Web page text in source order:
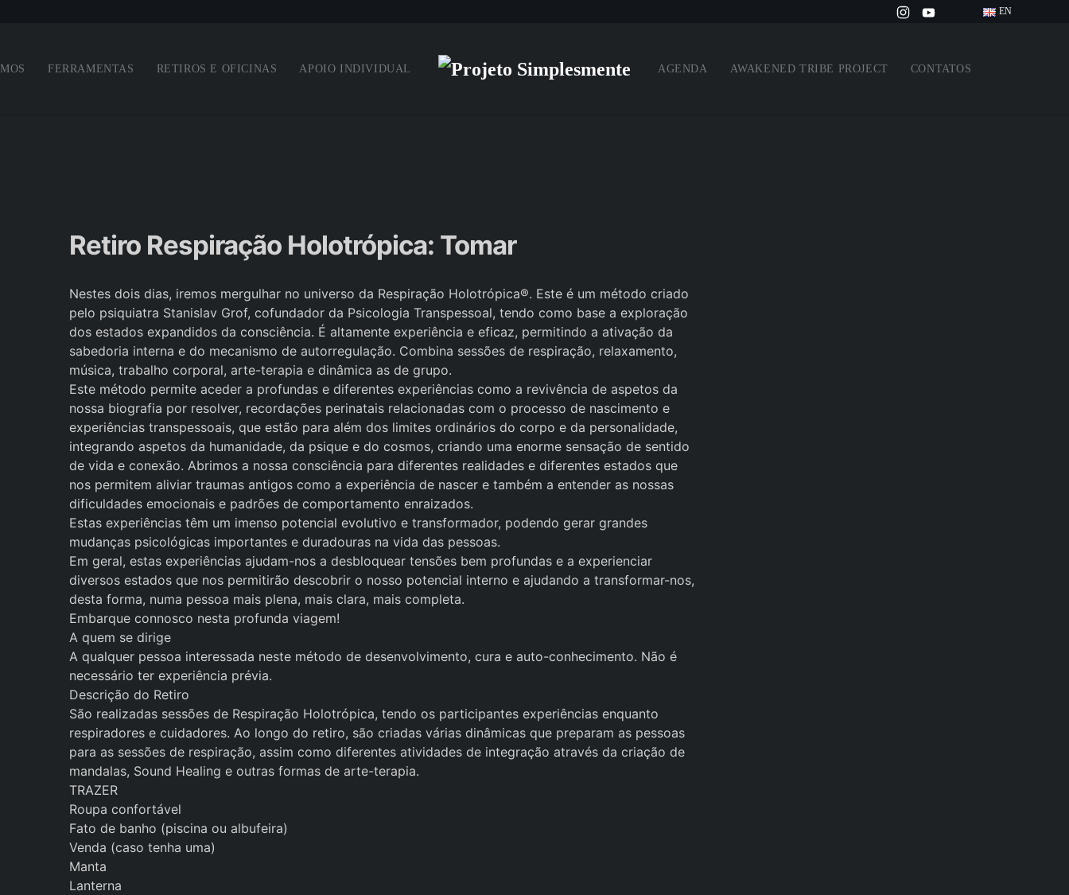
EN
FERRAMENTAS RETIROS E OFICINAS APOIO INDIVIDUAL AGENDA AWAKENED TRIBE PROJECT CONTATOS
Retiro Respiração Holotrópica: Tomar
Nestes dois dias, iremos mergulhar no universo da Respiração Holotrópica®. Este é um método criado
pelo psiquiatra Stanislav Grof, cofundador da Psicologia Transpessoal, tendo como base a exploração
dos estados expandidos da consciência. É altamente experiência e eficaz, permitindo a ativação da
sabedoria interna e do mecanismo de autorregulação. Combina sessões de respiração, relaxamento,
música, trabalho corporal, arte-terapia e dinâmica as de grupo.
Este método permite aceder a profundas e diferentes experiências como a revivência de aspetos da
nossa biografia por resolver, recordações perinatais relacionadas com o processo de nascimento e
experiências transpessoais, que estão para além dos limites ordinários do corpo e da personalidade,
integrando aspetos da humanidade, da psique e do cosmos, criando uma enorme sensação de sentido
de vida e conexão. Abrimos a nossa consciência para diferentes realidades e diferentes estados que
nos permitem aliviar traumas antigos como a experiência de nascer e também a entender as nossas
dificuldades emocionais e padrões de comportamento enraizados.
Estas experiências têm um imenso potencial evolutivo e transformador, podendo gerar grandes
mudanças psicológicas importantes e duradouras na vida das pessoas.
Em geral, estas experiências ajudam-nos a desbloquear tensões bem profundas e a experienciar
diversos estados que nos permitirão descobrir o nosso potencial interno e ajudando a transformar-nos,
desta forma, numa pessoa mais plena, mais clara, mais completa.
Embarque connosco nesta profunda viagem!
A quem se dirige
A qualquer pessoa interessada neste método de desenvolvimento, cura e auto-conhecimento. Não é
necessário ter experiência prévia.
Descrição do Retiro
São realizadas sessões de Respiração Holotrópica, tendo os participantes experiências enquanto
respiradores e cuidadores. Ao longo do retiro, são criadas várias dinâmicas que preparam as pessoas
para as sessões de respiração, assim como diferentes atividades de integração através da criação de
mandalas, Sound Healing e outras formas de arte-terapia.
TRAZER
Roupa confortável
Fato de banho (piscina ou albufeira)
Venda (caso tenha uma)
Manta
Lanterna